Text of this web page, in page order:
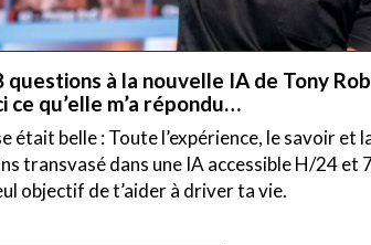
questions à la nouvelle IA de Tony
ce qu’elle m’a répondu…
était belle : Toute l’expérience, le savoir et
transvasé dans une IA accessible H/24 et
objectif de t’aider à driver ta vie.